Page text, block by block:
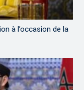
à l’occasion de la